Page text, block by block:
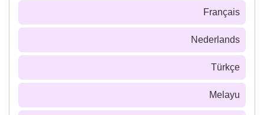
Français
Nederlands
Türkçe
Melayu